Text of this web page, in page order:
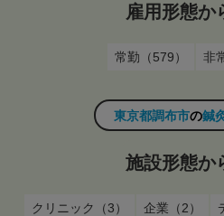
雇用形態か
常勤（579） 非
東京都調布市の鍼
施設形態か
クリニック（3） 企業（2）